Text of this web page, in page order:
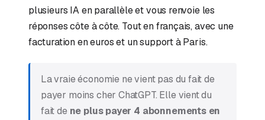
plusieurs IA en parallèle et vous renvoie les
réponses côte à côte. Tout en français, avec une
facturation en euros et un support à Paris.
La vraie économie ne vient pas du fait de
payer moins cher ChatGPT. Elle vient du
fait de ne plus payer 4 abonnements en